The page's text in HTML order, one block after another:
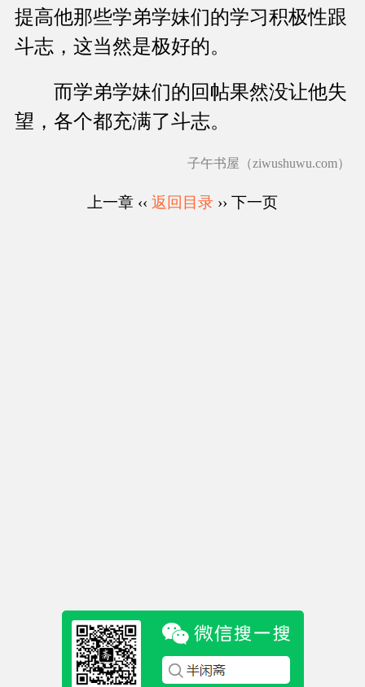
提高他那些学弟学妹们的学习积极性跟
斗志，这当然是极好的。
而学弟学妹们的回帖果然没让他失
望，各个都充满了斗志。
子午书屋（ziwushuwu.com）
上一章 ‹‹ 返回目录 ›› 下一页